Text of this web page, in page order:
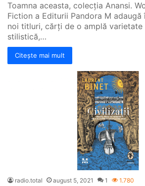
Toamna aceasta, colecția Anansi.
Fiction a Editurii Pandora M
noi titluri, cărți de o amplă varietate
stilistică,…
Citește mai mult
radio.total august 5, 2021 1 1.780